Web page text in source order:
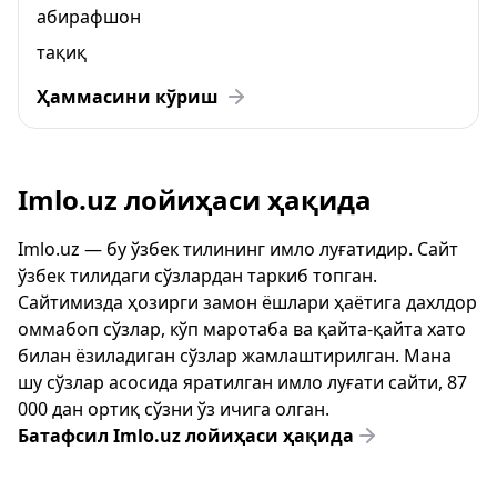
абирафшон
тақиқ
Ҳаммасини кўриш
Imlo.uz лойиҳаси ҳақида
Imlo.uz — бу ўзбек тилининг имло луғатидир. Сайт
ўзбек тилидаги сўзлардан таркиб топган.
Сайтимизда ҳозирги замон ёшлари ҳаётига дахлдор
оммабоп сўзлар, кўп маротаба ва қайта-қайта хато
билан ёзиладиган сўзлар жамлаштирилган. Мана
шу сўзлар асосида яратилган имло луғати сайти, 87
000 дан ортиқ сўзни ўз ичига олган.
Батафсил Imlo.uz лойиҳаси ҳақида